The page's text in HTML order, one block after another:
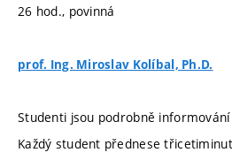
26 hod., povinná
prof. Ing. Miroslav Kolíbal, Ph.D.
Studenti jsou podrobně
Každý student přednese